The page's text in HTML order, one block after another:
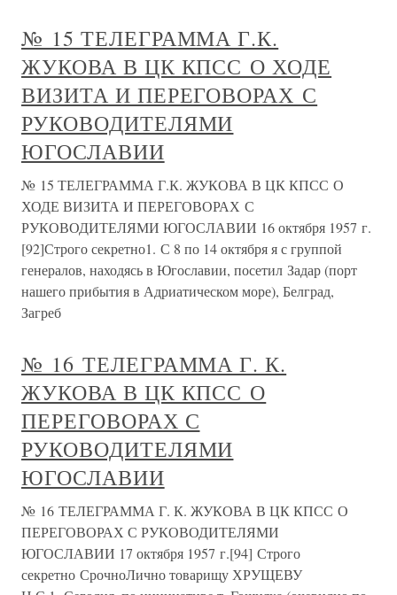
№ 15 ТЕЛЕГРАММА Г.К.
ЖУКОВА В ЦК КПСС О ХОДЕ
ВИЗИТА И ПЕРЕГОВОРАХ С
РУКОВОДИТЕЛЯМИ
ЮГОСЛАВИИ
№ 15 ТЕЛЕГРАММА Г.К. ЖУКОВА В ЦК КПСС О
ХОДЕ ВИЗИТА И ПЕРЕГОВОРАХ С
РУКОВОДИТЕЛЯМИ ЮГОСЛАВИИ 16 октября 1957 г.
[92]Строго секретно1. С 8 по 14 октября я с группой
генералов, находясь в Югославии, посетил Задар (порт
нашего прибытия в Адриатическом море), Белград,
Загреб
№ 16 ТЕЛЕГРАММА Г. К.
ЖУКОВА В ЦК КПСС О
ПЕРЕГОВОРАХ С
РУКОВОДИТЕЛЯМИ
ЮГОСЛАВИИ
№ 16 ТЕЛЕГРАММА Г. К. ЖУКОВА В ЦК КПСС О
ПЕРЕГОВОРАХ С РУКОВОДИТЕЛЯМИ
ЮГОСЛАВИИ 17 октября 1957 г.[94] Строго
секретно СрочноЛично товарищу ХРУЩЕВУ